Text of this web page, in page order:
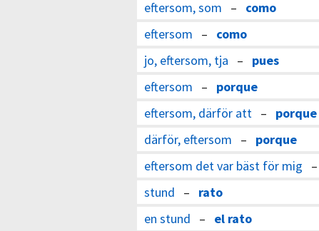
eftersom, som – como
eftersom – como
jo, eftersom, tja – pues
eftersom – porque
eftersom, därför att – porque
därför, eftersom – porque
eftersom det var bäst för mig –
stund – rato
en stund – el rato